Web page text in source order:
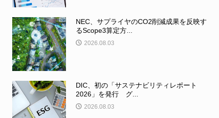
NEC、サプライヤのCO2削減成果を反映す
るScope3算定方...
2026.08.03
DIC、初の「サステナビリティレポート
2026」を発行 グ...
2026.08.03